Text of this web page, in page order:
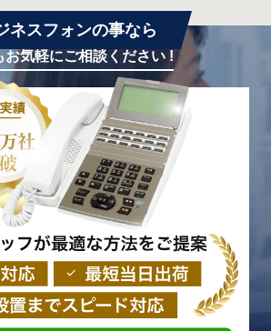
ネスフォンの事なら
お気軽にご相談ください !